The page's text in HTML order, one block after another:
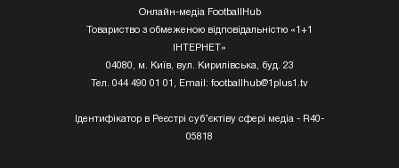
Онлайн-медіа FootballHub
Товариство з обмеженою відповідальністю «1+1
ІНТЕРНЕТ»
04080, м. Київ, вул. Кирилівська, буд. 23
Тел. 044 490 01 01, Email: footballhub@1plus1.tv
Ідентифікатор в Реєстрі суб’єктіву сфері медіа - R40-
05818